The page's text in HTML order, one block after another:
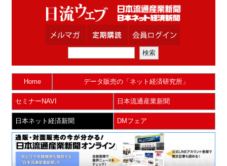
Home データ販売の「ネット経済研究所」
セミナーNAVI 日本流通産業新聞
日本ネット経済新聞 DMフェア